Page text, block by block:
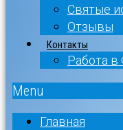
Святые
Отзывы
Контакты
Работа
Menu
Главная